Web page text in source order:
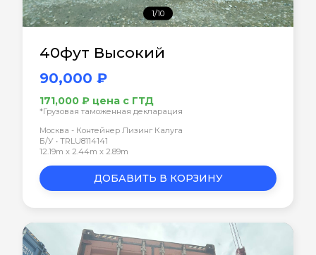
1/10
40фут Высокий
90,000 ₽
171,000 ₽ цена с ГТД
*Грузовая таможенная декларация
Москва - Контейнер Лизинг Калуга
Б/У • TRLU8114141
12.19m x 2.44m x 2.89m
ДОБАВИТЬ В КОРЗИНУ